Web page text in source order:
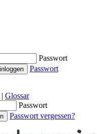
Passwort
Passwort
| Glossar
Passwort
Passwort vergessen?